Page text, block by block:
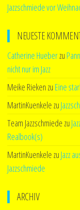
Jazzschmiede vor
NEUESTE
Catherine Hueberzu
nicht nur im Jazz
Meike Rieken zu Eine
MartinKuenkele zu
Team Jazzschmiede zu
Realbook(s)
MartinKuenkele zu Jazz
Jazzschmiede
ARCHIV